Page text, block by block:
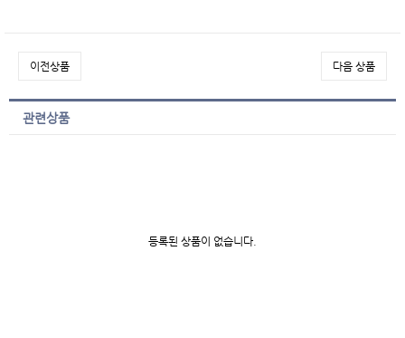
이전상품 다음 상품
관련상품
등록된 상품이 없습니다.